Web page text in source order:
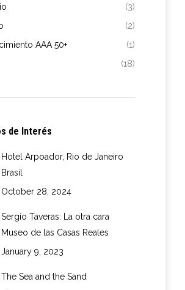
(3)
(2)
AAA 50+
(1)
(18)
de Interés
Hotel Arpoador, Rio de Janeiro
Brasil
October 28, 2024
Sergio Taveras: La otra cara
Museo de las Casas Reales
January 9, 2023
The Sea and the Sand